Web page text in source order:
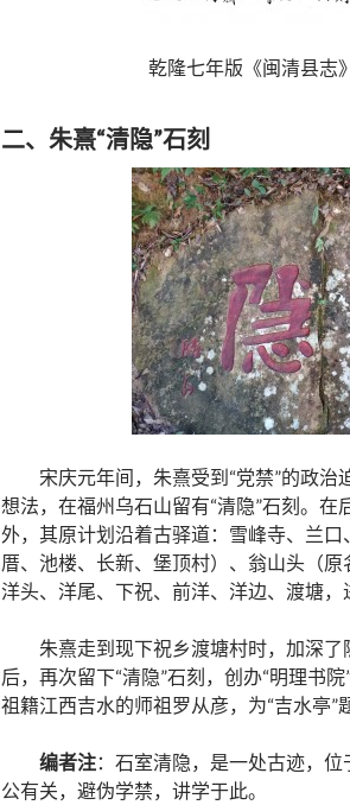
乾隆七年版《闽清县志
二、 朱熹“清隐”石刻
宋庆元年间，朱熹受到“党禁”的政治
想法，在福州乌石山留有“清隐”石刻。在
外，其原计划沿着古驿道：雪峰寺、兰
厝、池楼、长新、堡顶村）、翁山头（原
洋头、洋尾、下祝、前洋、洋边、渡塘，
朱熹走到现下祝乡渡塘村时，加深
后，再次留下“清隐”石刻，创办“明理书
祖籍江西吉水的师祖罗从彦，为“吉水亭”
编者注：石室清隐，是一处古迹，
公有关，避伪学禁，讲学于此。